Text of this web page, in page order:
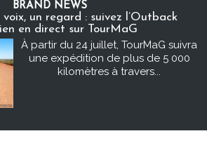
BRAND NEWS
un regard : suivez l’Outback
en direct sur TourMaG
À partir du 24 juillet, TourMaG suivra
une expédition de plus de 5 000
kilomètres à travers...